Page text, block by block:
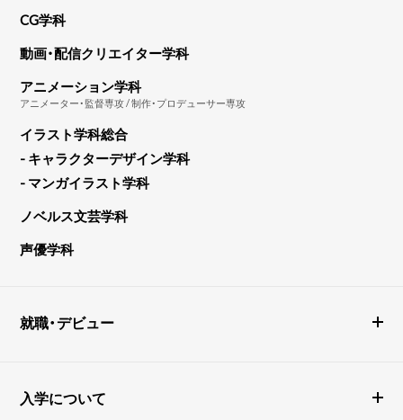
CG学科
動画・配信クリエイター学科
アニメーション学科
アニメーター・監督専攻 / 制作・プロデューサー専攻
イラスト学科総合
- キャラクターデザイン学科
- マンガイラスト学科
ノベルス文芸学科
声優学科
就職・デビュー
入学について